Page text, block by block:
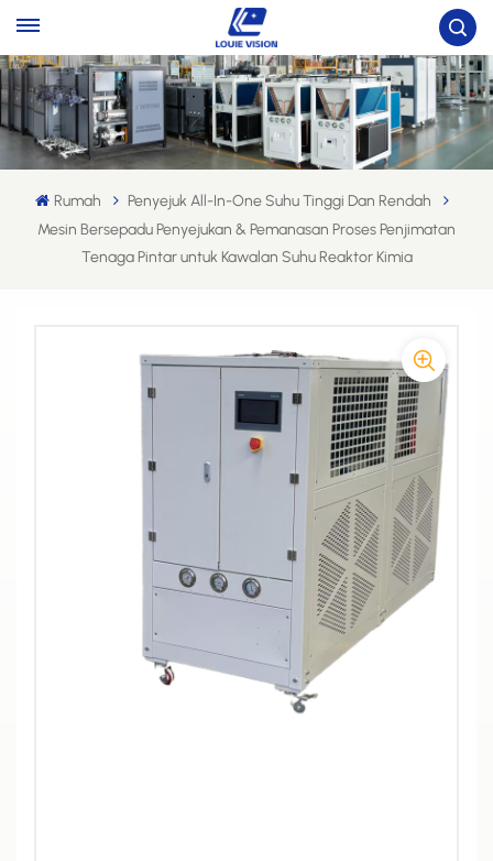
Rumah
Penyejuk All-In-One Suhu Tinggi Dan Rendah
Mesin Bersepadu Penyejukan & Pemanasan Proses Penjimatan
Tenaga Pintar untuk Kawalan Suhu Reaktor Kimia